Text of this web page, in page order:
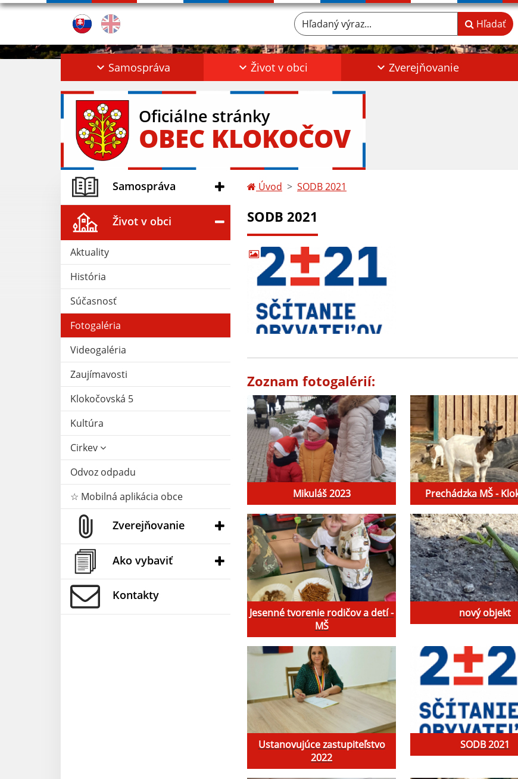
Hľadaný výraz... Hľadať
Samospráva Život v obci Zverejňovanie
Oficiálne stránky
OBEC KLOKOČOV
Samospráva
Život v obci
Aktuality
História
Súčasnosť
Fotogaléria
Videogaléria
Zaujímavosti
Klokočovská 5
Kultúra
Cirkev
Odvoz odpadu
☆ Mobilná aplikácia obce
Zverejňovanie
Ako vybaviť
Kontakty
Úvod SODB 2021
SODB 2021
Zoznam fotogalérií:
Mikuláš 2023 Prechádzka MŠ -
Jesenné tvorenie rodičov a detí -
MŠ
nový objekt
Ustanovujúce zastupiteľstvo
2022
SODB 2021